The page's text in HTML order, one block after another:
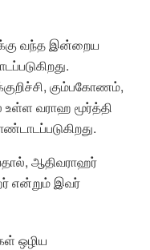
வந்த இன்றைய
கும்பகோணம்,
உள்ள வராஹ மூர்த்தி
ஆதிவராஹர்
என்றும் இவர்
ஒழிய